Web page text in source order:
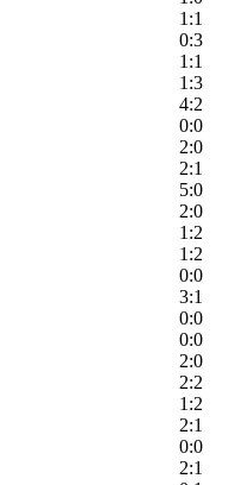
1:1
0:3
1:1
1:3
4:2
0:0
2:0
2:1
5:0
2:0
1:2
1:2
0:0
3:1
0:0
0:0
2:0
2:2
1:2
2:1
0:0
2:1